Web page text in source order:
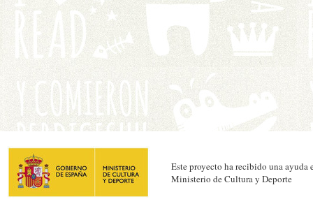
Este proyecto ha recibido una ayuda
Ministerio de Cultura y Deporte